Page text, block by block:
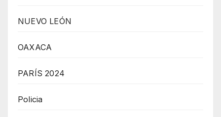
NUEVO LEÓN
OAXACA
PARÍS 2024
Policia